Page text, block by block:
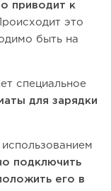
приводит к
это
быть на
специальное
для зарядки
подключить
его в